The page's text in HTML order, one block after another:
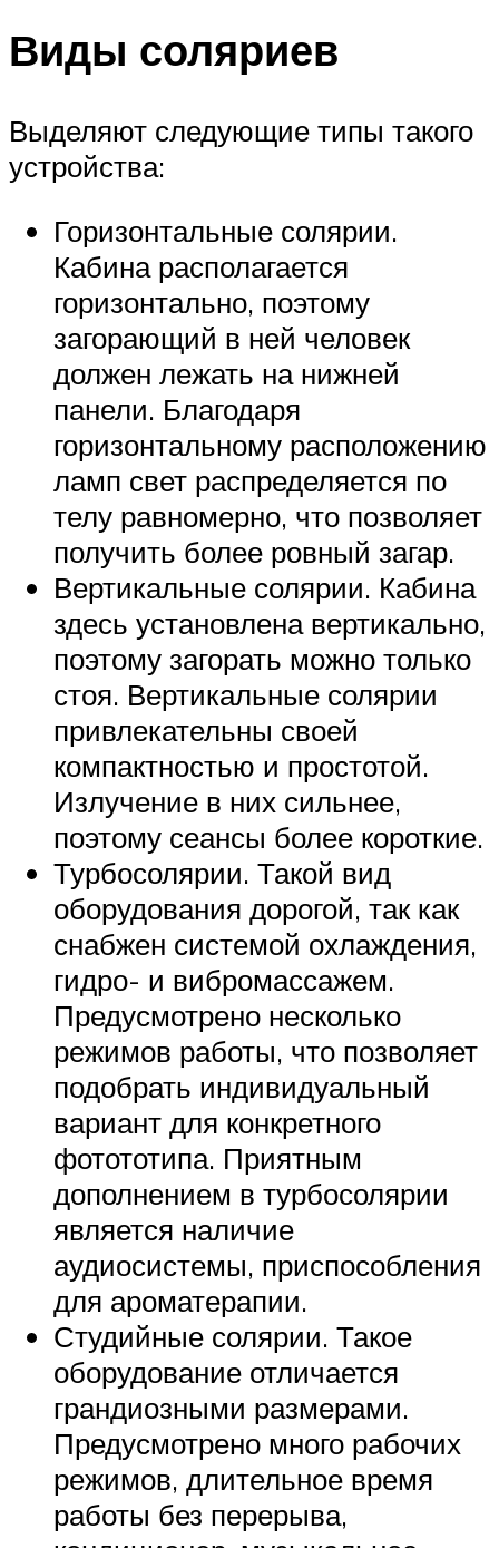
Виды соляриев
Выделяют следующие типы такого
устройства:
Горизонтальные солярии.
Кабина располагается
горизонтально, поэтому
загорающий в ней человек
должен лежать на нижней
панели. Благодаря
горизонтальному расположению
ламп свет распределяется по
телу равномерно, что позволяет
получить более ровный загар.
Вертикальные солярии. Кабина
здесь установлена вертикально,
поэтому загорать можно только
стоя. Вертикальные солярии
привлекательны своей
компактностью и простотой.
Излучение в них сильнее,
поэтому сеансы более короткие.
Турбосолярии. Такой вид
оборудования дорогой, так как
снабжен системой охлаждения,
гидро- и вибромассажем.
Предусмотрено несколько
режимов работы, что позволяет
подобрать индивидуальный
вариант для конкретного
фотототипа. Приятным
дополнением в турбосолярии
является наличие
аудиосистемы, приспособления
для ароматерапии.
Студийные солярии. Такое
оборудование отличается
грандиозными размерами.
Предусмотрено много рабочих
режимов, длительное время
работы без перерыва,